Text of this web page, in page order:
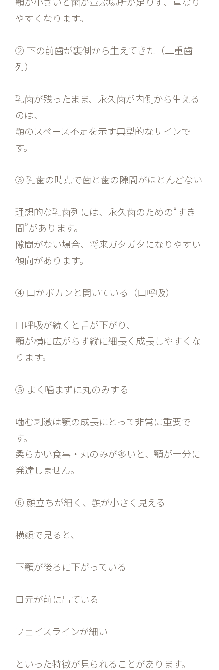
やすくなります。
② 下の前歯が裏側から生えてきた（二重歯
列）
乳歯が残ったまま、永久歯が内側から生える
のは、
顎のスペース不足を示す典型的なサインで
す。
③ 乳歯の時点で歯と歯の隙間がほとんどない
理想的な乳歯列には、永久歯のための“すき
間”があります。
隙間がない場合、将来ガタガタになりやすい
傾向があります。
④ 口がポカンと開いている（口呼吸）
口呼吸が続くと舌が下がり、
顎が横に広がらず縦に細長く成長しやすくな
ります。
⑤ よく噛まずに丸のみする
噛む刺激は顎の成長にとって非常に重要で
す。
柔らかい食事・丸のみが多いと、顎が十分に
発達しません。
⑥ 顔立ちが細く、顎が小さく見える
横顔で見ると、
下顎が後ろに下がっている
口元が前に出ている
フェイスラインが細い
といった特徴が見られることがあります。